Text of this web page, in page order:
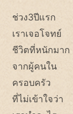
ช่วง3ปีแรก
เราเจอโจทย์
ชีวิตที่หนักมาก
จากผู้คนใน
ครอบครัว
ที่ไม่เข้าใจว่า